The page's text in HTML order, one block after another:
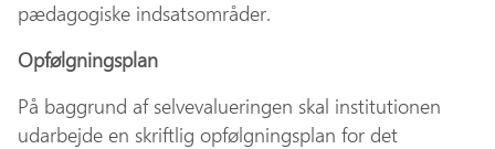
pædagogiske indsatsområder.
Opfølgningsplan
På baggrund af selvevalueringen skal institutionen
udarbejde en skriftlig opfølgningsplan for det